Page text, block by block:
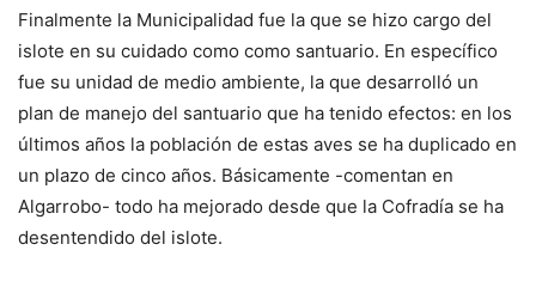
Finalmente la Municipalidad fue la que se hizo cargo del
islote en su cuidado como como santuario. En específico
fue su unidad de medio ambiente, la que desarrolló un
plan de manejo del santuario que ha tenido efectos: en los
últimos años la población de estas aves se ha duplicado en
un plazo de cinco años. Básicamente -comentan en
Algarrobo- todo ha mejorado desde que la Cofradía se ha
desentendido del islote.